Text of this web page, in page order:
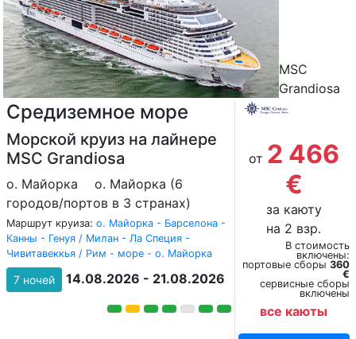
MSC
Grandiosa
Средиземное море
Морской круиз на лайнере
MSC Grandiosa
о. Майорка
о. Майорка (6
городов/портов в 3 странах)
Маршрут круиза: о. Майорка - Барселона -
Канны - Генуя / Милан - Ла Специя -
Чивитавеккья / Рим - море - о. Майорка
7 ночей 14.08.2026 - 21.08.2026
от 2 466
€
за каюту
на 2 взр.
В стоимость
включены:
портовые сборы 360
€
сервисные сборы
включены
все каюты